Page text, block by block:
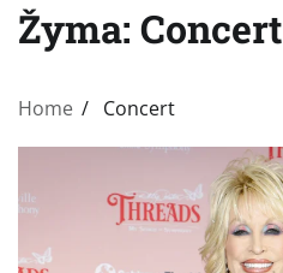
Žyma: Concert
Home Concert